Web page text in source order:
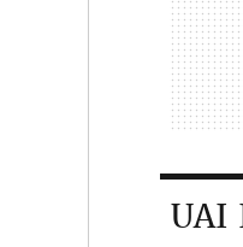
UAI